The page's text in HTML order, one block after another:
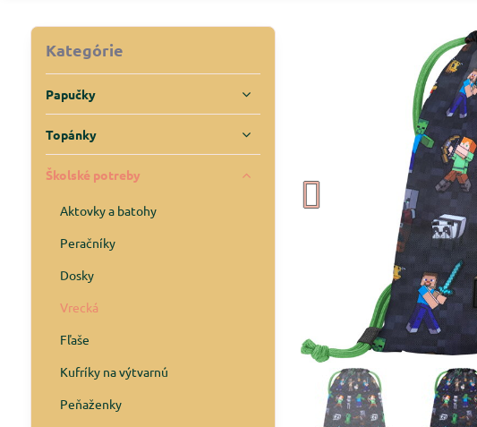
Kategórie
Papučky
Topánky
Školské potreby
Aktovky a batohy
Peračníky
Dosky
Vrecká
Fľaše
Kufríky na výtvarnú
Peňaženky